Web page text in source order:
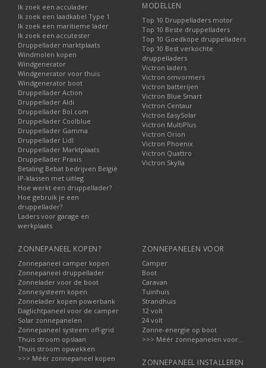
Ik zoek een acculader
Ik zoek een laadkabel Type 1
Ik zoek een maritieme lader
Ik zoek een accutester
Druppellader marktplaats
Windmolen kopen
Windgenerator
Windgenerator voor thuis
Windgenerator boot
Druppellader Action
Druppellader Aldi
Druppellader Bol.com
Druppellader Coolblue
Druppellader Gamma
Druppellader Lidl
Druppellader Marktplaats
Druppellader Praxis
Betaling Bebat bedrijven België
IP-klassen met uitleg
Hoe werkt een druppellader?
Hoe gebruik je een
druppellader?
Laders voor garage en
werkplaats
MODELLEN
Top 10 Druppelladers motor
Top 10 Beste druppelladers
Top 10 Goedkope druppelladers
Top 10 Best verkochte
druppelladers
Victron laders
Victron omvormers
Victron batterijen
Victron Blue Smart
Victron Centaur
Victron EasySolar
Victron MultiPlus
Victron Orion
Victron Phoenix
Victron Quattro
Victron Skylla
ZONNEPANEEL KOPEN?
Zonnepaneel camper kopen
Zonnepaneel druppellader
Zonnelader voor de boot
Zonnesysteem kopen
Zonnelader kopen powerbank
Daglichtpaneel voor de camper
Solar zonnepanelen
Zonnepaneel systeem off-grid
Thuis stroom opslaan
Thuis stroom opwekken
>>> Méér zonnepaneel kopen
ZONNEPANELEN VOOR
Camper
Boot
Caravan
Tuinhuis
Strandhuis
12 volt
24 volt
Zonne-energie op boot
>>> Méér zonnepanelen voor...
ZONNEPANEEL INSTALLEREN